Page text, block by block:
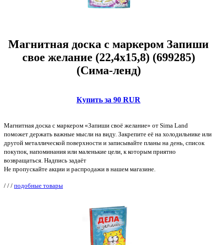
Магнитная доска с маркером Запиши
свое желание (22,4х15,8) (699285)
(Сима-ленд)
Купить за 90 RUR
Магнитная доска с маркером «Запиши своё желание» от Sima Land
поможет держать важные мысли на виду. Закрепите её на холодильнике или
другой металлической поверхности и записывайте планы на день, список
покупок, напоминания или маленькие цели, к которым приятно
возвращаться. Надпись задаёт
Не пропускайте акции и распродажи в нашем магазине.
/ / / подобные товары